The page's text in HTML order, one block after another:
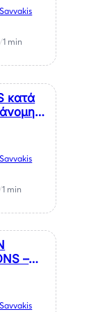
/1 min
κατά
Το
την
/1 min
–
από